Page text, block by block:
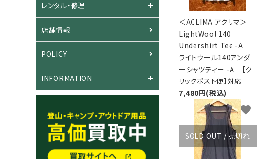
＜ACLIMA アクリマ＞
LightWool 140
Undershirt Tee -A
ライトウール140アンダ
ーシャツティー -A 【ク
リックポスト便】対応
7,480円(税込)
SOLD OUT / 売切れ
favorite
レンタル・修理
店舗情報
POLICY
INFORMATION